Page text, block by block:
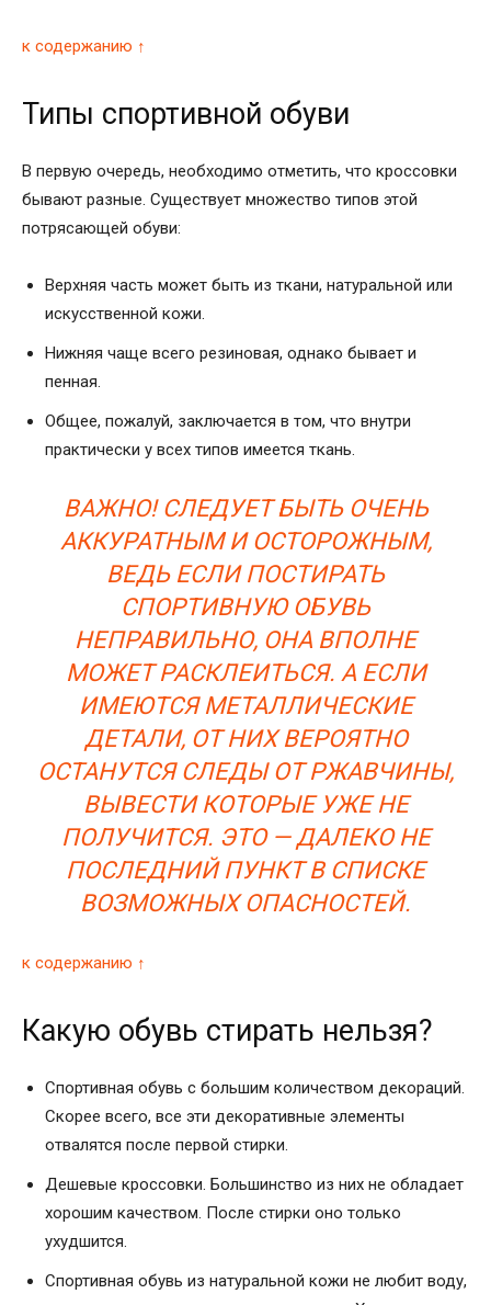
к содержанию ↑
Типы спортивной обуви
В первую очередь, необходимо отметить, что кроссовки
бывают разные. Существует множество типов этой
потрясающей обуви:
Верхняя часть может быть из ткани, натуральной или
искусственной кожи.
Нижняя чаще всего резиновая, однако бывает и
пенная.
Общее, пожалуй, заключается в том, что внутри
практически у всех типов имеется ткань.
ВАЖНО! СЛЕДУЕТ БЫТЬ ОЧЕНЬ
АККУРАТНЫМ И ОСТОРОЖНЫМ,
ВЕДЬ ЕСЛИ ПОСТИРАТЬ
СПОРТИВНУЮ ОБУВЬ
НЕПРАВИЛЬНО, ОНА ВПОЛНЕ
МОЖЕТ РАСКЛЕИТЬСЯ. А ЕСЛИ
ИМЕЮТСЯ МЕТАЛЛИЧЕСКИЕ
ДЕТАЛИ, ОТ НИХ ВЕРОЯТНО
ОСТАНУТСЯ СЛЕДЫ ОТ РЖАВЧИНЫ,
ВЫВЕСТИ КОТОРЫЕ УЖЕ НЕ
ПОЛУЧИТСЯ. ЭТО — ДАЛЕКО НЕ
ПОСЛЕДНИЙ ПУНКТ В СПИСКЕ
ВОЗМОЖНЫХ ОПАСНОСТЕЙ.
к содержанию ↑
Какую обувь стирать нельзя?
Спортивная обувь с большим количеством декораций.
Скорее всего, все эти декоративные элементы
отвалятся после первой стирки.
Дешевые кроссовки. Большинство из них не обладает
хорошим качеством. После стирки оно только
ухудшится.
Спортивная обувь из натуральной кожи не любит воду,